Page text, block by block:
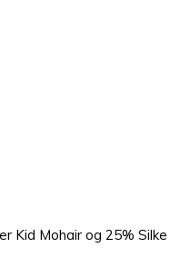
Kid Mohair og 25% Silke